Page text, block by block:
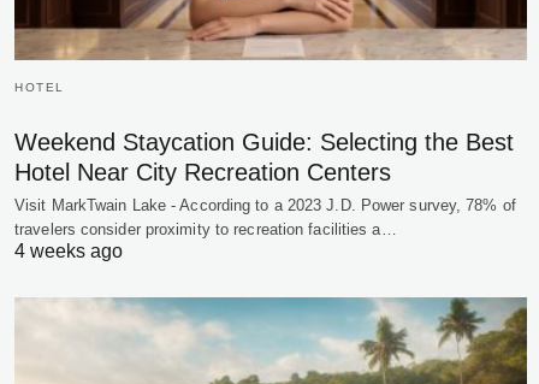
HOTEL
Weekend Staycation Guide: Selecting the Best
Hotel Near City Recreation Centers
Visit MarkTwain Lake - According to a 2023 J.D. Power survey, 78% of
travelers consider proximity to recreation facilities a…
4 weeks ago